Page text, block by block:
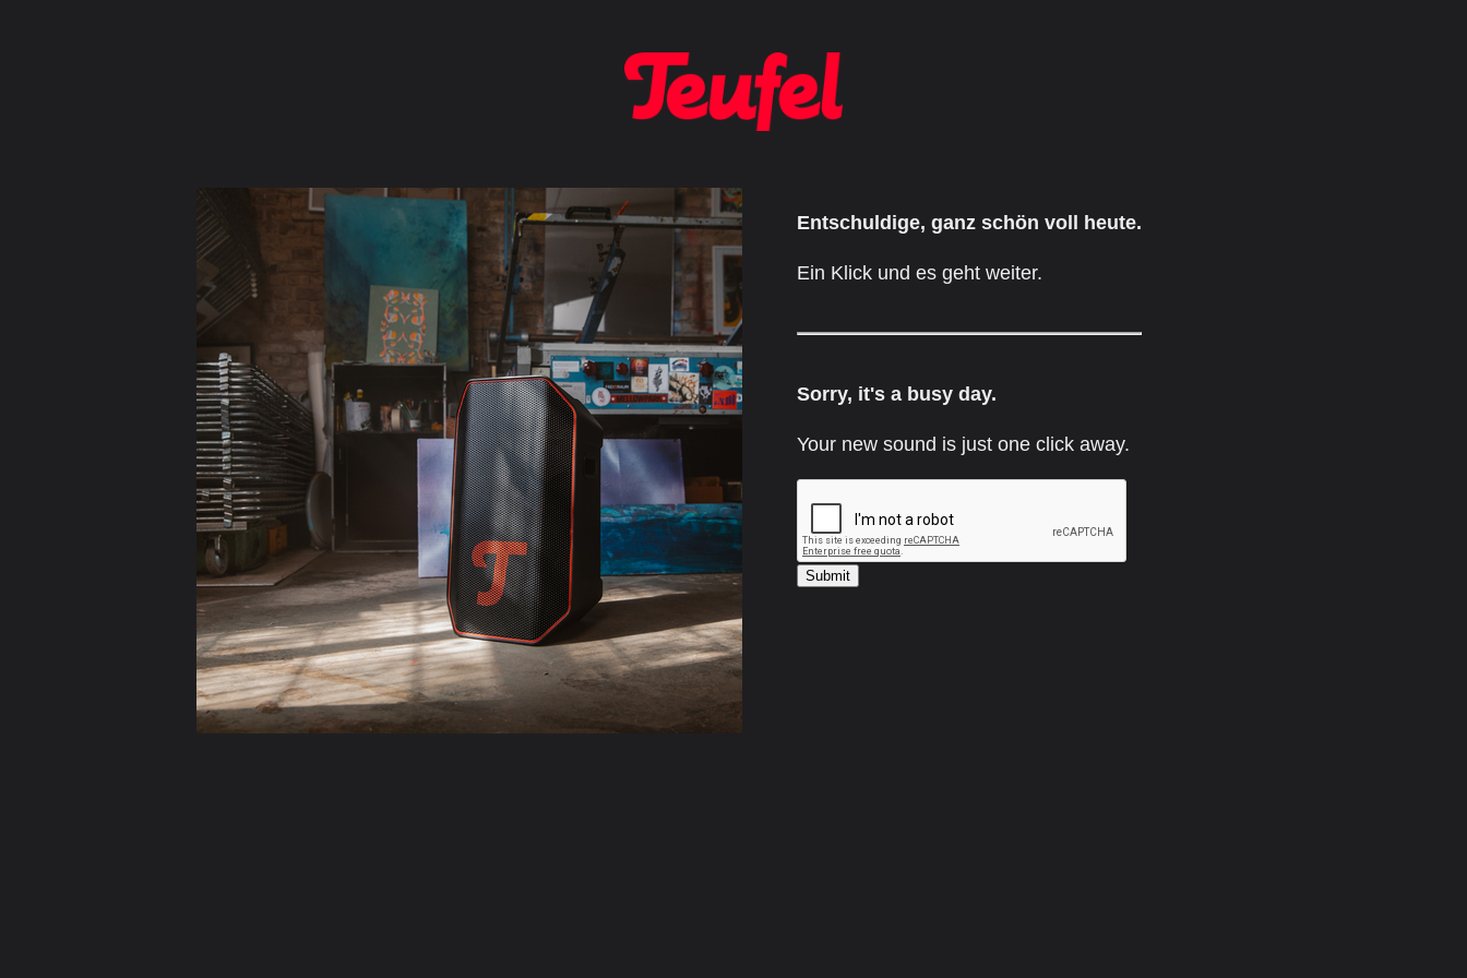
Entschuldige, ganz schön voll heute.
Ein Klick und es geht weiter.
Sorry, it's a busy day.
Your new sound is just one click away.